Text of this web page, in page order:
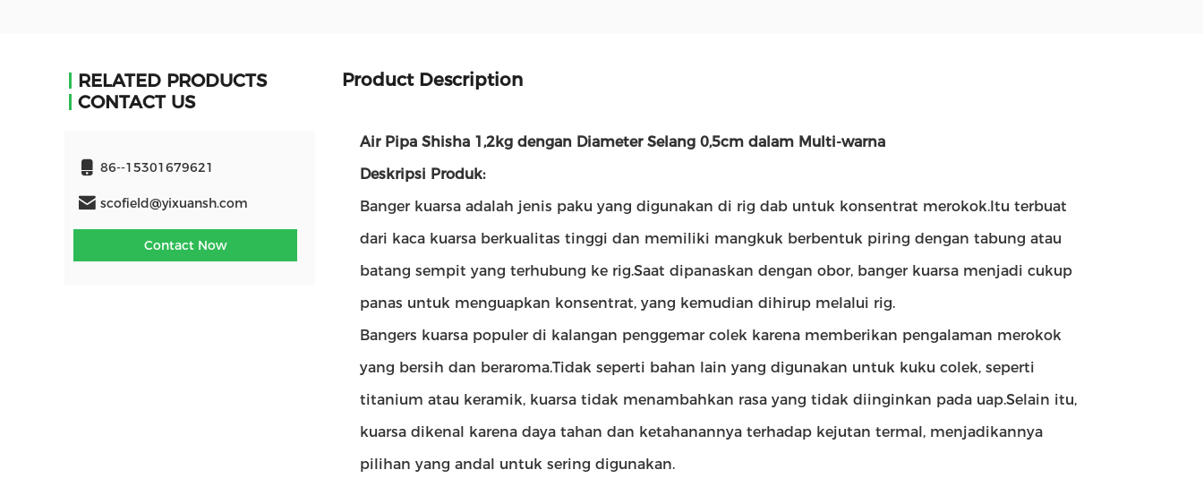
RELATED PRODUCTS
CONTACT US
86--15301679621
scofield@yixuansh.com
Contact Now
Product Description
Air Pipa Shisha 1,2kg dengan Diameter Selang 0,5cm dalam Multi-warna
Deskripsi Produk:
Banger kuarsa adalah jenis paku yang digunakan di rig dab untuk konsentrat merokok.Itu terbuat
dari kaca kuarsa berkualitas tinggi dan memiliki mangkuk berbentuk piring dengan tabung atau
batang sempit yang terhubung ke rig.Saat dipanaskan dengan obor, banger kuarsa menjadi cukup
panas untuk menguapkan konsentrat, yang kemudian dihirup melalui rig.
Bangers kuarsa populer di kalangan penggemar colek karena memberikan pengalaman merokok
yang bersih dan beraroma.Tidak seperti bahan lain yang digunakan untuk kuku colek, seperti
titanium atau keramik, kuarsa tidak menambahkan rasa yang tidak diinginkan pada uap.Selain itu,
kuarsa dikenal karena daya tahan dan ketahanannya terhadap kejutan termal, menjadikannya
pilihan yang andal untuk sering digunakan.